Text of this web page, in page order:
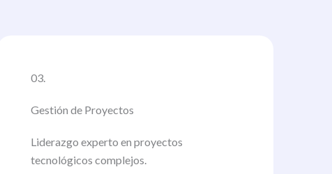
03.
Gestión de Proyectos
Liderazgo experto en proyectos
tecnológicos complejos.